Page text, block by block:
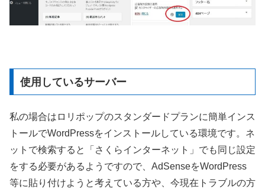
使用しているサーバー
私の場合はロリポップのスタンダードプランに簡単インス
トールでWordPressをインストールしている環境です。ネ
ットで検索すると「さくらインターネット」でも同じ設定
をする必要があるようですので、AdSenseをWordPress
等に貼り付けようと考えている方や、今現在トラブルの方